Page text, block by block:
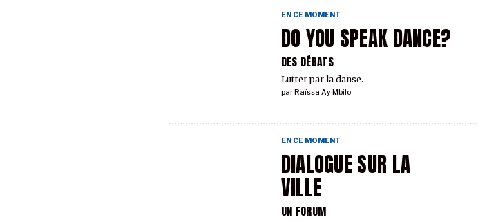
DO YOU SPEAK DANCE?
DES DÉBATS
EN CE MOMENT
par Raïssa Ay Mbilo
Lutter par la danse.
DIALOGUE SUR LA
VILLE
UN FORUM
EN CE MOMENT